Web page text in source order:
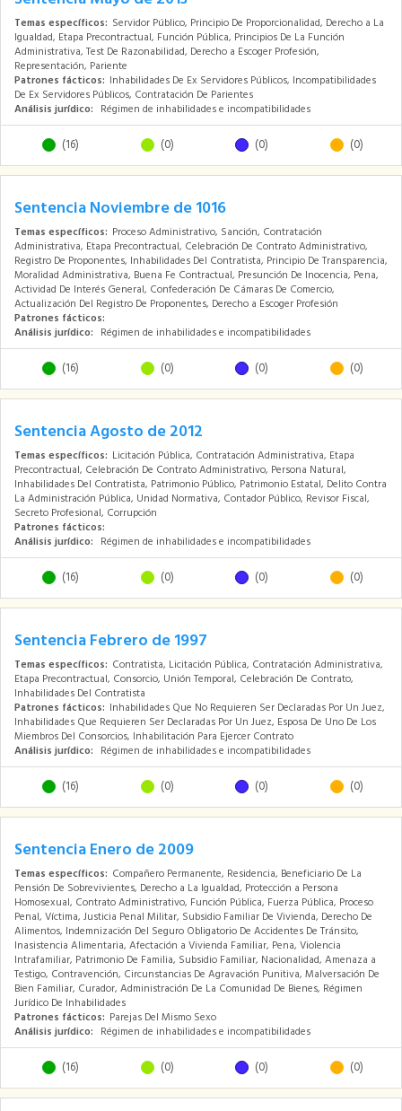
Temas específicos: Servidor Público, Principio De Proporcionalidad, Derecho a La
Igualdad, Etapa Precontractual, Función Pública, Principios De La Función
Administrativa, Test De Razonabilidad, Derecho a Escoger Profesión,
Representación, Pariente
Patrones fácticos: Inhabilidades De Ex Servidores Públicos, Incompatibilidades
De Ex Servidores Públicos, Contratación De Parientes
Análisis jurídico: Régimen de inhabilidades e incompatibilidades
(16) (0) (0) (0)
Sentencia Noviembre de 1016
Temas específicos: Proceso Administrativo, Sanción, Contratación
Administrativa, Etapa Precontractual, Celebración De Contrato Administrativo,
Registro De Proponentes, Inhabilidades Del Contratista, Principio De Transparencia,
Moralidad Administrativa, Buena Fe Contractual, Presunción De Inocencia, Pena,
Actividad De Interés General, Confederación De Cámaras De Comercio,
Actualización Del Registro De Proponentes, Derecho a Escoger Profesión
Patrones fácticos:
Análisis jurídico: Régimen de inhabilidades e incompatibilidades
(16) (0) (0) (0)
Sentencia Agosto de 2012
Temas específicos: Licitación Pública, Contratación Administrativa, Etapa
Precontractual, Celebración De Contrato Administrativo, Persona Natural,
Inhabilidades Del Contratista, Patrimonio Público, Patrimonio Estatal, Delito Contra
La Administración Pública, Unidad Normativa, Contador Público, Revisor Fiscal,
Secreto Profesional, Corrupción
Patrones fácticos:
Análisis jurídico: Régimen de inhabilidades e incompatibilidades
(16) (0) (0) (0)
Sentencia Febrero de 1997
Temas específicos: Contratista, Licitación Pública, Contratación Administrativa,
Etapa Precontractual, Consorcio, Unión Temporal, Celebración De Contrato,
Inhabilidades Del Contratista
Patrones fácticos: Inhabilidades Que No Requieren Ser Declaradas Por Un Juez,
Inhabilidades Que Requieren Ser Declaradas Por Un Juez, Esposa De Uno De Los
Miembros Del Consorcios, Inhabilitación Para Ejercer Contrato
Análisis jurídico: Régimen de inhabilidades e incompatibilidades
(16) (0) (0) (0)
Sentencia Enero de 2009
Temas específicos: Compañero Permanente, Residencia, Beneficiario De La
Pensión De Sobrevivientes, Derecho a La Igualdad, Protección a Persona
Homosexual, Contrato Administrativo, Función Pública, Fuerza Pública, Proceso
Penal, Víctima, Justicia Penal Militar, Subsidio Familiar De Vivienda, Derecho De
Alimentos, Indemnización Del Seguro Obligatorio De Accidentes De Tránsito,
Inasistencia Alimentaria, Afectación a Vivienda Familiar, Pena, Violencia
Intrafamiliar, Patrimonio De Familia, Subsidio Familiar, Nacionalidad, Amenaza a
Testigo, Contravención, Circunstancias De Agravación Punitiva, Malversación De
Bien Familiar, Curador, Administración De La Comunidad De Bienes, Régimen
Jurídico De Inhabilidades
Patrones fácticos: Parejas Del Mismo Sexo
Análisis jurídico: Régimen de inhabilidades e incompatibilidades
(16) (0) (0) (0)